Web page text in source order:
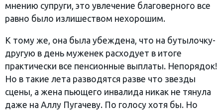
мнению супруги, это увлечение благоверного все
равно было излишеством нехорошим.
К тому же, она была убеждена, что на бутылочку-
другую в день муженек расходует в итоге
практически все пенсионные выплаты. Непорядок!
Но в такие лета разводятся разве что звезды
сцены, а жена пьющего инвалида никак не тянула
даже на Аллу Пугачеву. По голосу хотя бы. Но